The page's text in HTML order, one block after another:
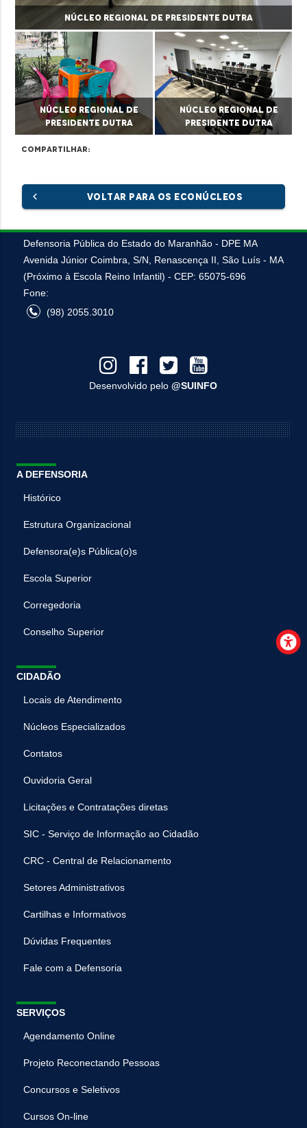
Núcleo Regional de Presidente Dutra
Núcleo Regional de
Presidente Dutra
Núcleo Regional de
Presidente Dutra
Compartilhar:
chevron_left VOLTAR PARA OS ECONÚCLEOS
Defensoria Pública do Estado do Maranhão - DPE MA
Avenida Júnior Coimbra, S/N, Renascença II, São Luís - MA
(Próximo à Escola Reino Infantil) - CEP: 65075-696
Fone:
(98) 2055.3010
Desenvolvido pelo@SUINFO
A DEFENSORIA
Histórico
Estrutura Organizacional
Defensora(e)s Pública(o)s
Escola Superior
Corregedoria
Conselho Superior
CIDADÃO
Locais de Atendimento
Núcleos Especializados
Contatos
Ouvidoria Geral
Licitações e Contratações diretas
SIC - Serviço de Informação ao Cidadão
CRC - Central de Relacionamento
Setores Administrativos
Cartilhas e Informativos
Dúvidas Frequentes
Fale com a Defensoria
SERVIÇOS
Agendamento Online
Projeto Reconectando Pessoas
Concursos e Seletivos
Cursos On-line